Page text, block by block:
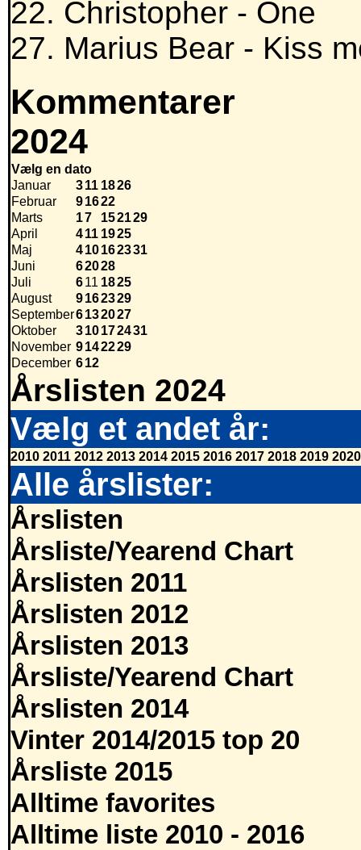
22. Christopher - One
27. Marius Bear - Kiss
Kommentarer
2024
Vælg en dato
Januar
311 1826
Februar
91622
Marts
17 152129
April
411 1925
Maj
410162331
Juni
62028
Juli
611 1825
August
9162329
September6132027
Oktober
310172431
November 9142229
December 612
Årslisten 2024
Vælg et andet år:
2010 2011 2012 2013 2014 2015 2016 2017 2018 2019 2020
Alle årslister:
Årslisten
Årsliste/Yearend Chart
Årslisten 2011
Årslisten 2012
Årslisten 2013
Årsliste/Yearend Chart
Årslisten 2014
Vinter 2014/2015 top 20
Årsliste 2015
Alltime favorites
Alltime liste 2010 - 2016